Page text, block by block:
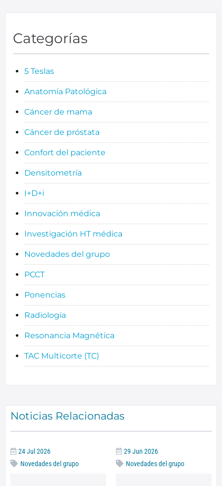
Categorías
5 Teslas
Anatomía Patológica
Cáncer de mama
Cáncer de próstata
Confort del paciente
Densitometría
I+D+i
Innovación médica
Investigación HT médica
Novedades del grupo
PCCT
Ponencias
Radiología
Resonancia Magnética
TAC Multicorte (TC)
Noticias Relacionadas
24 Jul 2026
Novedades del grupo
29 Jun 2026
Novedades del grupo